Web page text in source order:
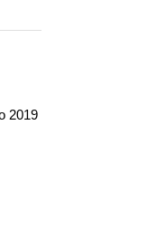
2019